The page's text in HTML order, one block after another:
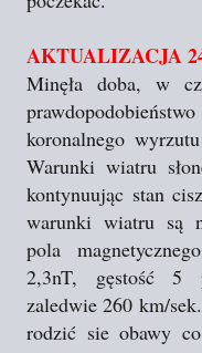
AKTUALIZACJA
Minęła doba, w
koronalnego
Warunki wiatru
kontynuując stan
warunki wiatru są
pola
2,3nT, gęstość 5
zaledwie 260 km/
rodzić sie obawy